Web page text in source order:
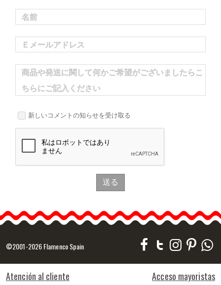
名前
Ｅメールアドレス
商品や発送に関して何かご希望がございましたらこ
ちらにご記入ください
新しいコメントの知らせを受け取る
送る
©2001-2026 Flamenco Spain
Atención al cliente Acceso mayoristas